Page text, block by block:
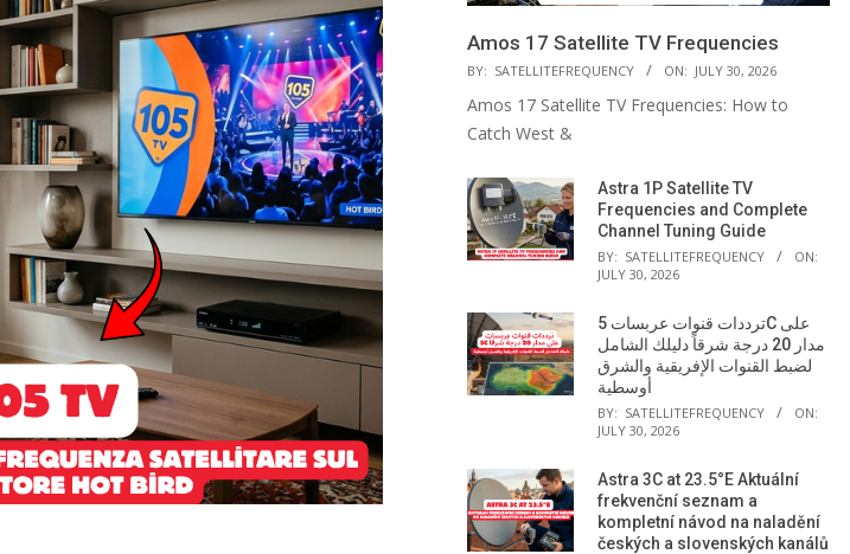
Amos 17 Satellite TV Frequencies
BY: SATELLITEFREQUENCY ON: JULY 30, 2026
Amos 17 Satellite TV Frequencies: How to
Catch West &
Astra 1P Satellite TV
Frequencies and Complete
Channel Tuning Guide
BY: SATELLITEFREQUENCY
ON:
JULY 30, 2026
ترددات قنوات عربسات 5C على
مدار 20 درجة شرقاً دليلك الشامل
لضبط القنوات الإفريقية والشرق
أوسطية
BY: SATELLITEFREQUENCY
ON:
JULY 30, 2026
Astra 3C at 23.5°E Aktuální
frekvenční seznam a
kompletní návod na naladění
českých a slovenských kanálů